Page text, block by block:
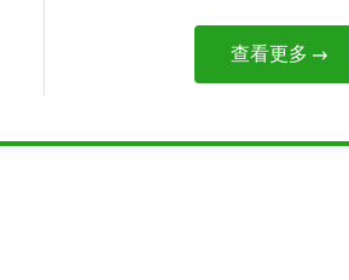
查看更多